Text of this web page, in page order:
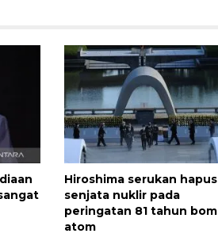
Hiroshima serukan hapus
senjata nuklir pada
peringatan 81 tahun bom
atom